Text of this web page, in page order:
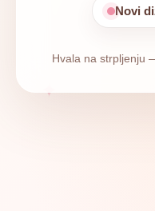
✦
Novi
Hvala na strpljenju